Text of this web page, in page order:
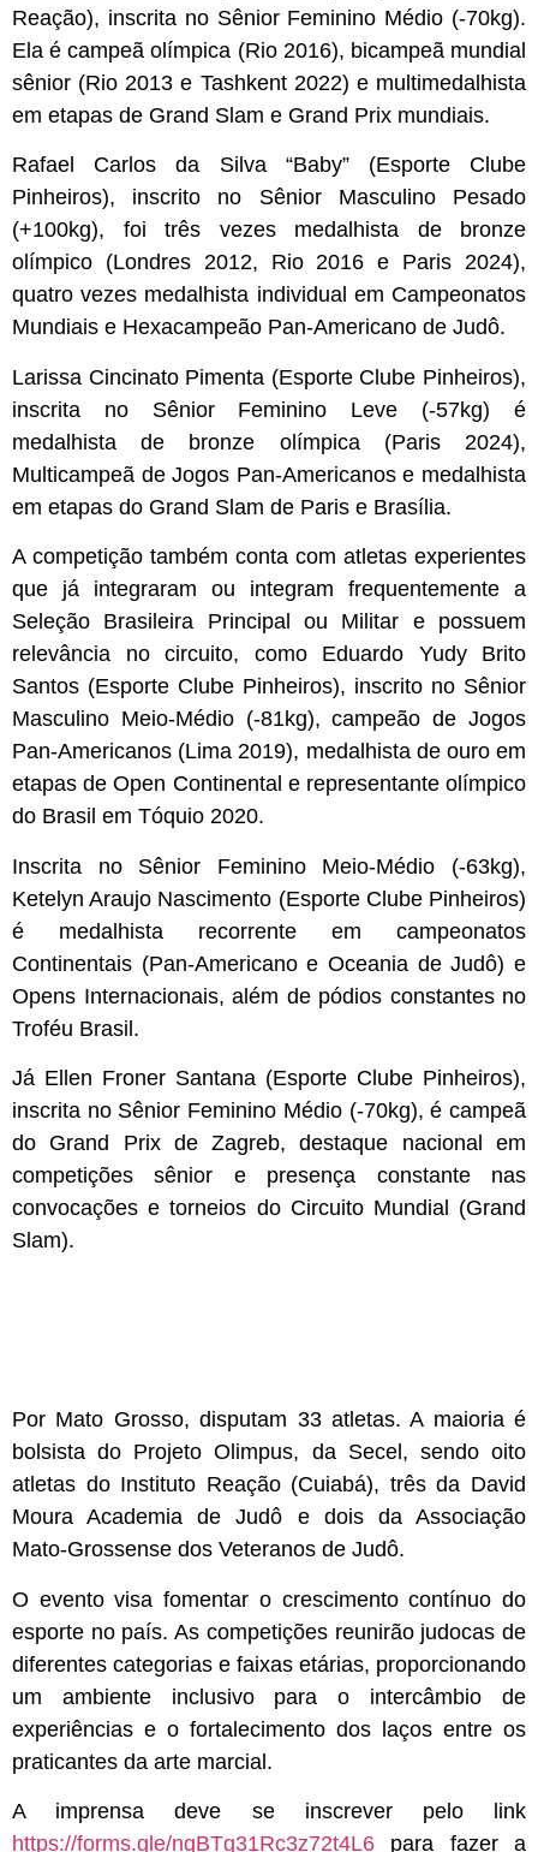
Reação), inscrita no Sênior Feminino Médio (-70kg).
Ela é campeã olímpica (Rio 2016), bicampeã mundial
sênior (Rio 2013 e Tashkent 2022) e multimedalhista
em etapas de Grand Slam e Grand Prix mundiais.
Rafael Carlos da Silva “Baby” (Esporte Clube
Pinheiros), inscrito no Sênior Masculino Pesado
(+100kg), foi três vezes medalhista de bronze
olímpico (Londres 2012, Rio 2016 e Paris 2024),
quatro vezes medalhista individual em Campeonatos
Mundiais e Hexacampeão Pan-Americano de Judô.
Larissa Cincinato Pimenta (Esporte Clube Pinheiros),
inscrita no Sênior Feminino Leve (-57kg) é
medalhista de bronze olímpica (Paris 2024),
Multicampeã de Jogos Pan-Americanos e medalhista
em etapas do Grand Slam de Paris e Brasília.
A competição também conta com atletas experientes
que já integraram ou integram frequentemente a
Seleção Brasileira Principal ou Militar e possuem
relevância no circuito, como Eduardo Yudy Brito
Santos (Esporte Clube Pinheiros), inscrito no Sênior
Masculino Meio-Médio (-81kg), campeão de Jogos
Pan-Americanos (Lima 2019), medalhista de ouro em
etapas de Open Continental e representante olímpico
do Brasil em Tóquio 2020.
Inscrita no Sênior Feminino Meio-Médio (-63kg),
Ketelyn Araujo Nascimento (Esporte Clube Pinheiros)
é medalhista recorrente em campeonatos
Continentais (Pan-Americano e Oceania de Judô) e
Opens Internacionais, além de pódios constantes no
Troféu Brasil.
Já Ellen Froner Santana (Esporte Clube Pinheiros),
inscrita no Sênior Feminino Médio (-70kg), é campeã
do Grand Prix de Zagreb, destaque nacional em
competições sênior e presença constante nas
convocações e torneios do Circuito Mundial (Grand
Slam).
Por Mato Grosso, disputam 33 atletas. A maioria é
bolsista do Projeto Olimpus, da Secel, sendo oito
atletas do Instituto Reação (Cuiabá), três da David
Moura Academia de Judô e dois da Associação
Mato-Grossense dos Veteranos de Judô.
O evento visa fomentar o crescimento contínuo do
esporte no país. As competições reunirão judocas de
diferentes categorias e faixas etárias, proporcionando
um ambiente inclusivo para o intercâmbio de
experiências e o fortalecimento dos laços entre os
praticantes da arte marcial.
A imprensa deve se inscrever pelo link
https://forms.gle/nqBTg31Rc3z72t4L6 para fazer a